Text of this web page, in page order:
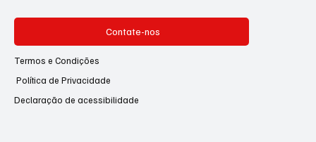
Contate-nos
Termos e Condições
Política de Privacidade
Declaração de acessibilidade